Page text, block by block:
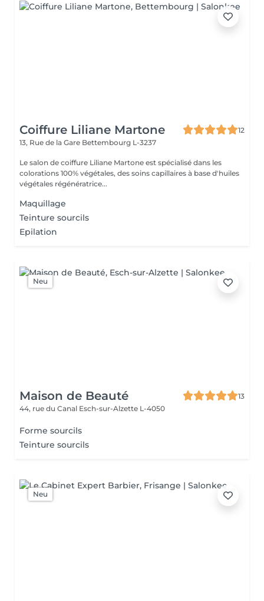
Coiffure Liliane Martone
12
13, Rue de la Gare Bettembourg L-3237
Le salon de coiffure Liliane Martone est spécialisé dans les
colorations 100% végétales, des soins capillaires à base d'huiles
végétales régénératrice...
Maquillage
Teinture sourcils
Epilation
Neu
Maison de Beauté
13
44, rue du Canal Esch-sur-Alzette L-4050
Forme sourcils
Teinture sourcils
Neu